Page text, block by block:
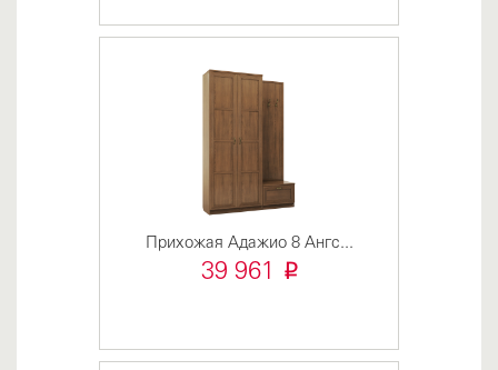
Прихожая Адажио 8 Ангс...
39 961 i